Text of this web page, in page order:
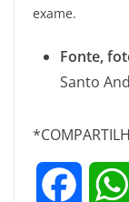
exame.
Fonte,
Santo